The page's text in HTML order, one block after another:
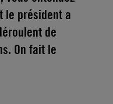
le président a
de
On fait le